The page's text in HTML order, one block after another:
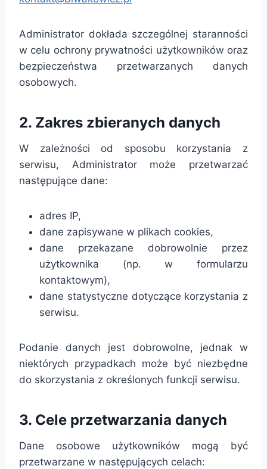
Administrator dokłada szczególnej staranności
w celu ochrony prywatności użytkowników oraz
bezpieczeństwa przetwarzanych danych
osobowych.
2. Zakres zbieranych danych
W zależności od sposobu korzystania z
serwisu, Administrator może przetwarzać
następujące dane:
adres IP,
dane zapisywane w plikach cookies,
dane przekazane dobrowolnie przez
użytkownika (np. w formularzu
kontaktowym),
dane statystyczne dotyczące korzystania z
serwisu.
Podanie danych jest dobrowolne, jednak w
niektórych przypadkach może być niezbędne
do skorzystania z określonych funkcji serwisu.
3. Cele przetwarzania danych
Dane osobowe użytkowników mogą być
przetwarzane w następujących celach: